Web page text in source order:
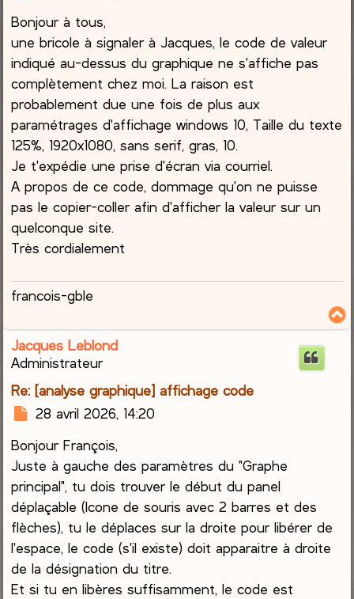
s
s
a
g
e
Bonjour à tous,
une bricole à signaler à Jacques, le code de valeur
indiqué au-dessus du graphique ne s'affiche pas
complètement chez moi. La raison est
probablement due une fois de plus aux
paramétrages d'affichage windows 10, Taille du texte
125%, 1920x1080, sans serif, gras, 10.
Je t'expédie une prise d'écran via courriel.
A propos de ce code, dommage qu'on ne puisse
pas le copier-coller afin d'afficher la valeur sur un
quelconque site.
Très cordialement
francois-gble
Jacques Leblond
Administrateur
Re: [analyse graphique] affichage code
M
s
s
a
g
e
28 avril 2026, 14:20
Bonjour François,
Juste à gauche des paramètres du "Graphe
principal", tu dois trouver le début du panel
déplaçable (Icone de souris avec 2 barres et des
flèches), tu le déplaces sur la droite pour libérer de
l'espace, le code (s'il existe) doit apparaitre à droite
de la désignation du titre.
Et si tu en libères suffisamment, le code est